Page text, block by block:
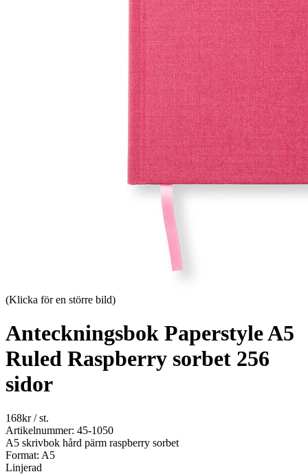
(Klicka för en större bild)
Anteckningsbok Paperstyle A5
Ruled Raspberry sorbet 256
sidor
168kr/ st.
Artikelnummer: 45-1050
A5 skrivbok hård pärm raspberry sorbet
Format: A5
Linjerad